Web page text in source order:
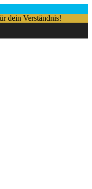
dein Verständnis!